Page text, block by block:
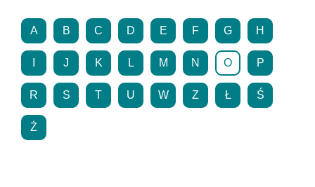
A B C D E F G H
J K L M N O P
R S T U W Z Ł Ś
Ż